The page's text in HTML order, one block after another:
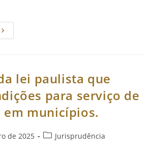
TJRS
Obrigadolei paulista que
para serviço de
municípios.
de 2025
Categoria
Jurisprudência